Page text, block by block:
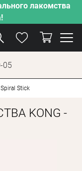
лакомства
05
Stick
KONG -